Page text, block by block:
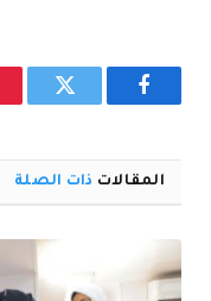
فيسبوك تويتر
المقالات ذات الصلة